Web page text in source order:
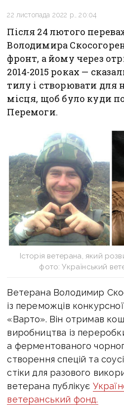
22 листопада 2022 р., 20:04
Після 24 лютого
Володимира
фронт, а йому через
2014-2015 роках —
тилу і створювати для
місця, щоб було куди
Перемоги.
Історія ветерана, який
фото: Український
Ветерана Володимир
із переможців
«Варто». Він отримав
виробництва із
а ферментованого
створення спецій та
стіки для разового
ветерана публікує
ветеранський фонд.